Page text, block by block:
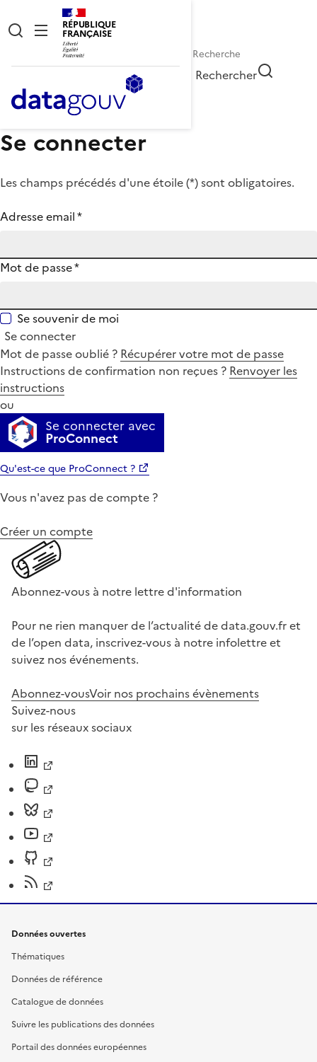
RÉPUBLIQUE
FRANÇAISE
Rechercher
Se connecter
Les champs précédés d'une étoile (*) sont obligatoires.
Adresse email*
Mot de passe*
Se souvenir de moi
Se connecter
Mot de passe oublié ? Récupérer votre mot de passe
Instructions de confirmation non reçues ? Renvoyer les
instructions
ou
Se connecter avec
ProConnect
Qu'est-ce que ProConnect ?
Vous n'avez pas de compte ?
Créer un compte
Abonnez-vous à notre lettre d'information
Pour ne rien manquer de l’actualité de data.gouv.fr et
de l’open data, inscrivez-vous à notre infolettre et
suivez nos événements.
Abonnez-vousVoir nos prochains évènements
Suivez-nous
sur les réseaux sociaux
Données ouvertes
Thématiques
Données de référence
Catalogue de données
Suivre les publications des données
Portail des données européennes